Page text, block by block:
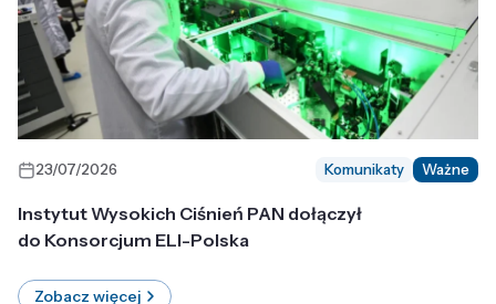
23/07/2026 Komunikaty Ważne
Instytut Wysokich Ciśnień PAN dołączył
do Konsorcjum ELI-Polska
Zobacz więcej